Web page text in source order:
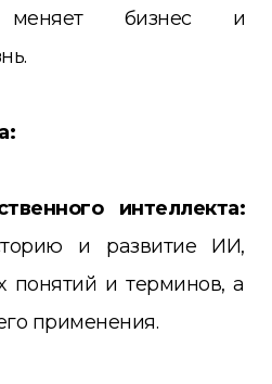
бизнес и
интеллекта:
и развитие ИИ,
понятий и терминов, а
применения.